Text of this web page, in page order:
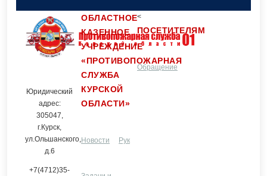
Юридический
адрес:
305047,
г.Курск,
ул.Ольшанского,
д.6
+7(4712)35-
ОБЛАСТНОЕ
КАЗЕННОЕ
УЧРЕЖДЕНИЕ
«ПРОТИВОПОЖАРНАЯ
СЛУЖБА
КУРСКОЙ
ОБЛАСТИ»
Новости Руководство и
<
ПОСЕТИТЕЛЯМ
Обращение